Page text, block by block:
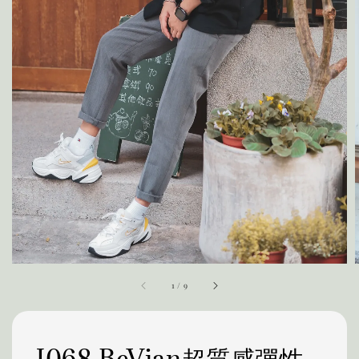
1 / 9